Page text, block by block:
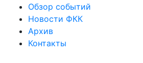
Обзор событий
Новости ФКК
Архив
Контакты